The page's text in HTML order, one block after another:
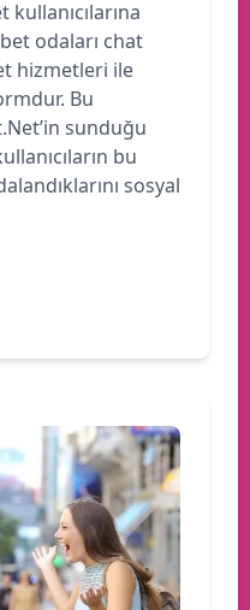
odaları chat
hizmetleri ile
Bu
sunduğu
bu
sosyal